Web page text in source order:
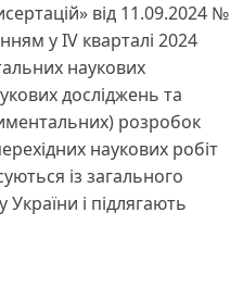
від 11.09.2024 №
у IV кварталі 2024
наукових
досліджень та
розробок
наукових робіт
із загального
і підлягають